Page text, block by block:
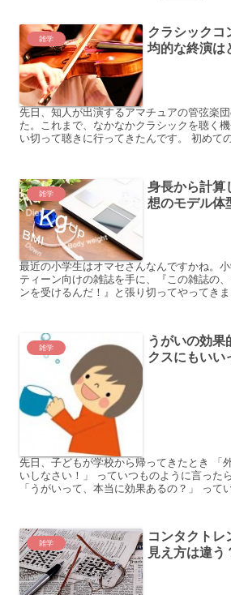
雑学
クラシックコ
均的な終演は
先日、知人が出演するアマチュアの管弦楽
た。これまで、なかなかクラシックを聴く
い切って聴きに行ってきたんです。 初めて
雑学
身長から計算
想のモデル体
最近の小学生はオマセさんなんですかね。
ティーン向けの雑誌を手に、『この雑誌の
ンを受けるんだ！』と張り切ってやってき
雑学
うがいの効果
クスにもいい
先日、子どもが学校から帰ってきたとき 「
いしなさい！」 っていつものように言った
「うがいって、本当に効果あるの？」 って
雑学
コンタクトレ
見え方は違う